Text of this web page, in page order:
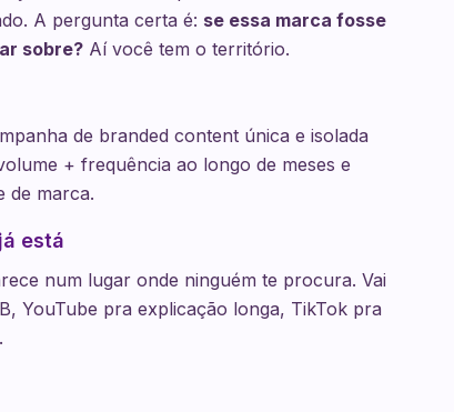
A pergunta certa é: se essa marca fosse
sobre? Aí você tem o território.
de branded content única e isolada
+ frequência ao longo de meses e
de marca.
está
num lugar onde ninguém te procura. Vai
YouTube pra explicação longa, TikTok pra